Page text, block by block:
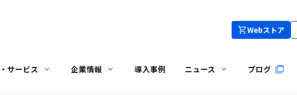
Webストア
サービス 企業情報 導入事例 ニュース ブログ